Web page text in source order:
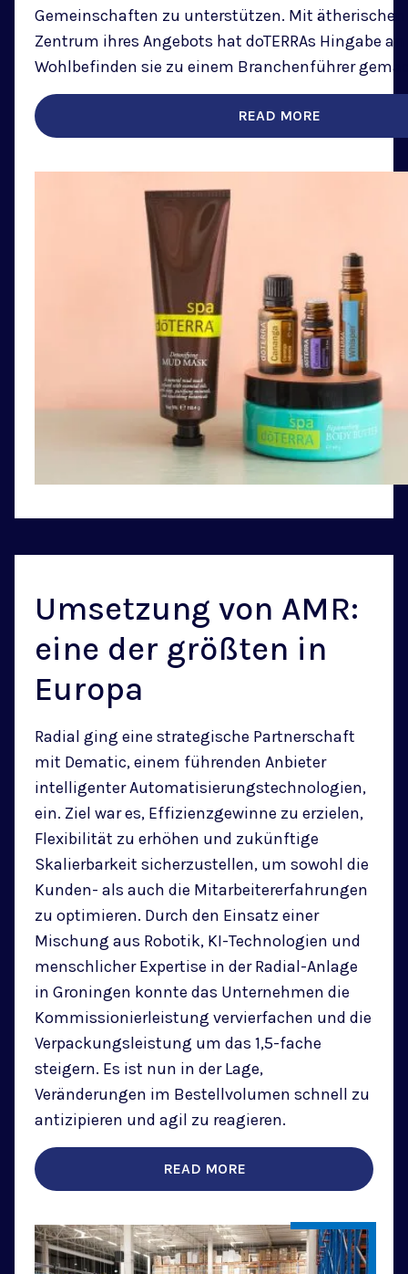
Gemeinschaften zu unterstützen. Mit ätherischen
Zentrum ihres Angebots hat doTERRAs Hingabe
Wohlbefinden sie zu einem Branchenführer
READ MORE
Umsetzung von AMR:
eine der größten in
Europa
Radial ging eine strategische Partnerschaft
mit Dematic, einem führenden Anbieter
intelligenter Automatisierungstechnologien,
ein. Ziel war es, Effizienzgewinne zu erzielen,
Flexibilität zu erhöhen und zukünftige
Skalierbarkeit sicherzustellen, um sowohl die
Kunden- als auch die Mitarbeitererfahrungen
zu optimieren. Durch den Einsatz einer
Mischung aus Robotik, KI-Technologien und
menschlicher Expertise in der Radial-Anlage
in Groningen konnte das Unternehmen die
Kommissionierleistung vervierfachen und die
Verpackungsleistung um das 1,5-fache
steigern. Es ist nun in der Lage,
Veränderungen im Bestellvolumen schnell zu
antizipieren und agil zu reagieren.
READ MORE